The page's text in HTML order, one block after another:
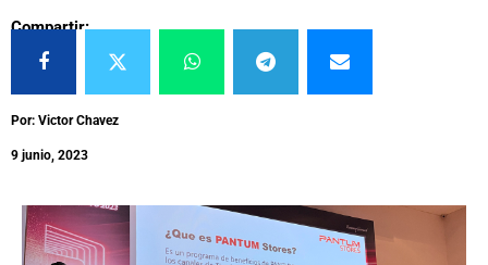
Compartir:
Por: Victor Chavez
9 junio, 2023